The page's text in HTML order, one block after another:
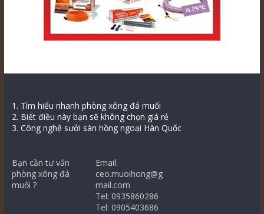
1. Tìm hiểu nhanh phòng xông đá muối
2. Biết điều này bạn sẽ không chọn giá rẻ
3. Công nghệ sưởi sàn hồng ngoại Hàn Quốc
Bạn cần tư vấn
phòng xông đá
muối ?
Email:
ceo.muoihong@g
mail.com
Tel: 0935860286
Tel: 0905403686